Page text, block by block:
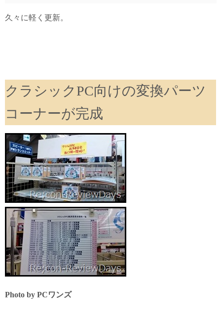
久々に軽く更新。
クラシックPC向けの変換パーツ
コーナーが完成
Photo by PCワンズ